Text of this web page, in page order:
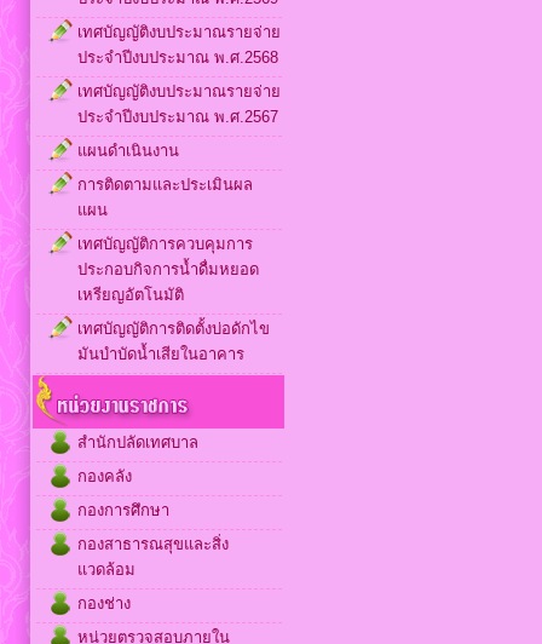
เทศบัญญัติงบประมาณรายจ่าย
ประจำปีงบประมาณ พ.ศ.2568
เทศบัญญัติงบประมาณรายจ่าย
ประจำปีงบประมาณ พ.ศ.2567
แผนดำเนินงาน
การติดตามและประเมินผล
แผน
เทศบัญญัติการควบคุมการ
ประกอบกิจการน้ำดื่มหยอด
เหรียญอัตโนมัติ
เทศบัญญัติการติดตั้งบ่อดักไข
มันบำบัดน้ำเสียในอาคาร
สำนักปลัดเทศบาล
กองคลัง
กองการศึกษา
กองสาธารณสุขและสิ่ง
แวดล้อม
กองช่าง
หน่วยตรวจสอบภายใน